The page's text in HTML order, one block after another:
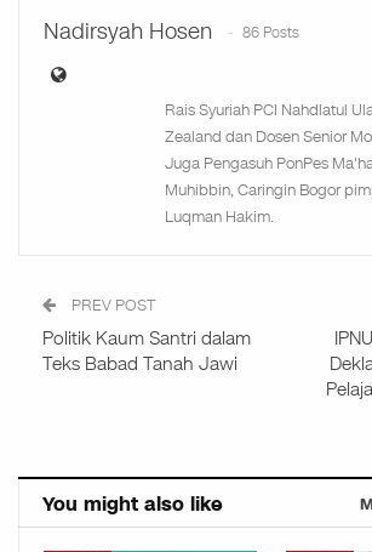
Nadirsyah Hosen 86 Posts
Rais Syuriah PCI Nahdlatul
Zealand dan Dosen Senior
Juga Pengasuh PonPes
Muhibbin, Caringin Bogor
Luqman Hakim.
PREV POST
Politik Kaum Santri dalam
Teks Babad Tanah Jawi
You might also like